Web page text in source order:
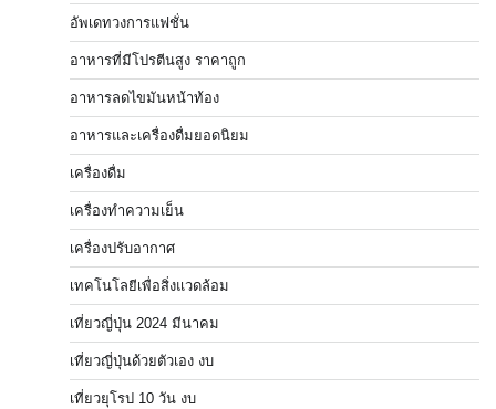
อัพเดทวงการแฟชั่น
อาหารที่มีโปรตีนสูง ราคาถูก
อาหารลดไขมันหน้าท้อง
อาหารและเครื่องดื่มยอดนิยม
เครื่องดื่ม
เครื่องทำความเย็น
เครื่องปรับอากาศ
เทคโนโลยีเพื่อสิ่งแวดล้อม
เที่ยวญี่ปุ่น 2024 มีนาคม
เที่ยวญี่ปุ่นด้วยตัวเอง งบ
เที่ยวยุโรป 10 วัน งบ